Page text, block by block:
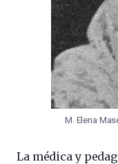
M. Elena
La médica y